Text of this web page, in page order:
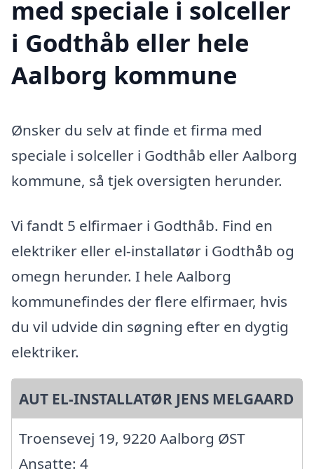
med speciale i solceller
i Godthåb eller hele
Aalborg kommune
Ønsker du selv at finde et firma med
speciale i solceller i Godthåb eller Aalborg
kommune, så tjek oversigten herunder.
Vi fandt 5 elfirmaer i Godthåb. Find en
elektriker eller el-installatør i Godthåb og
omegn herunder. I hele Aalborg
kommunefindes der flere elfirmaer, hvis
du vil udvide din søgning efter en dygtig
elektriker.
AUT EL-INSTALLATØR JENS MELGAARD
Troensevej 19, 9220 Aalborg ØST
Ansatte: 4